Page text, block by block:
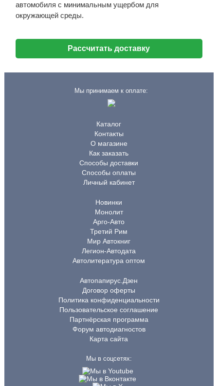
автомобиля с минимальным ущербом для
окружающей среды.
Рассчитать доставку
Мы принимаем к оплате:
Каталог
Контакты
О магазине
Как заказать
Способы доставки
Способы оплаты
Личный кабинет
Новинки
Монолит
Арго-Авто
Третий Рим
Мир Автокниг
Легион-Автодата
Автолитература оптом
Автопапирус.Дзен
Договор оферты
Политика конфиденциальности
Пользовательское соглашение
Партнёрская программа
Форум автодиагностов
Карта сайта
Мы в соцсетях: